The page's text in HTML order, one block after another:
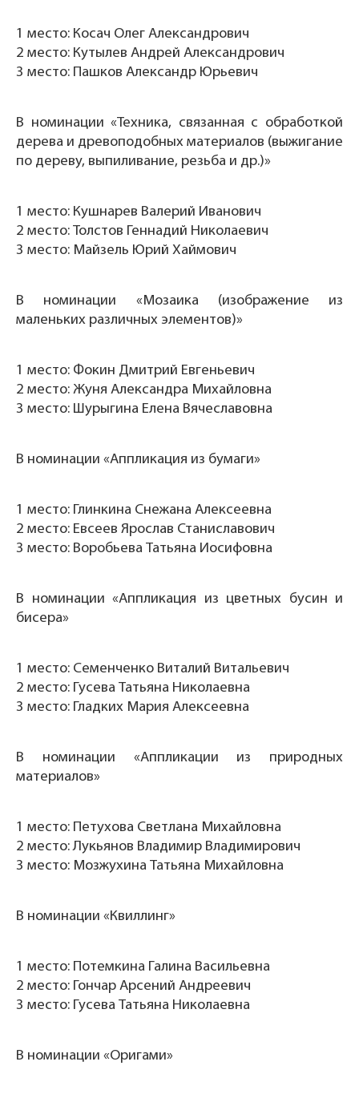
1 место: Косач Олег Александрович
2 место: Кутылев Андрей Александрович
3 место: Пашков Александр Юрьевич
В номинации «Техника, связанная с обработкой
дерева и древоподобных материалов (выжигание
по дереву, выпиливание, резьба и др.)»
1 место: Кушнарев Валерий Иванович
2 место: Толстов Геннадий Николаевич
3 место: Майзель Юрий Хаймович
В номинации «Мозаика (изображение из
маленьких различных элементов)»
1 место: Фокин Дмитрий Евгеньевич
2 место: Жуня Александра Михайловна
3 место: Шурыгина Елена Вячеславовна
В номинации «Аппликация из бумаги»
1 место: Глинкина Снежана Алексеевна
2 место: Евсеев Ярослав Станиславович
3 место: Воробьева Татьяна Иосифовна
В номинации «Аппликация из цветных бусин и
бисера»
1 место: Семенченко Виталий Витальевич
2 место: Гусева Татьяна Николаевна
3 место: Гладких Мария Алексеевна
В номинации «Аппликации из природных
материалов»
1 место: Петухова Светлана Михайловна
2 место: Лукьянов Владимир Владимирович
3 место: Мозжухина Татьяна Михайловна
В номинации «Квиллинг»
1 место: Потемкина Галина Васильевна
2 место: Гончар Арсений Андреевич
3 место: Гусева Татьяна Николаевна
В номинации «Оригами»